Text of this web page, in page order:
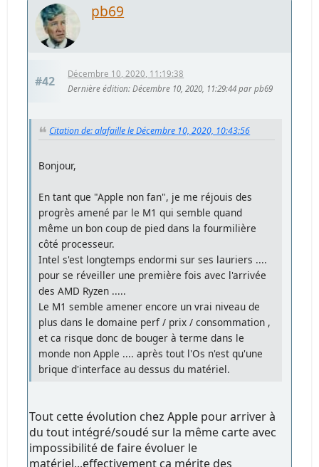
pb69
#42
Décembre 10, 2020, 11:19:38
Dernière édition: Décembre 10, 2020, 11:29:44 par pb69
Citation de: alafaille le Décembre 10, 2020, 10:43:56
Bonjour,
En tant que "Apple non fan", je me réjouis des
progrès amené par le M1 qui semble quand
même un bon coup de pied dans la fourmilière
côté processeur.
Intel s'est longtemps endormi sur ses lauriers ....
pour se réveiller une première fois avec l'arrivée
des AMD Ryzen .....
Le M1 semble amener encore un vrai niveau de
plus dans le domaine perf / prix / consommation ,
et ca risque donc de bouger à terme dans le
monde non Apple .... après tout l'Os n'est qu'une
brique d'interface au dessus du matériel.
Tout cette évolution chez Apple pour arriver à
du tout intégré/soudé sur la même carte avec
impossibilité de faire évoluer le
matériel...effectivement ça mérite des